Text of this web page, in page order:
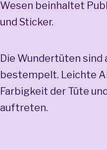
Wesen beinhaltet
und Sticker.
Die Wundertüten sind
bestempelt. Leichte
Farbigkeit der Tüte
auftreten.